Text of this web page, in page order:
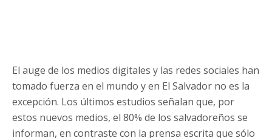
El auge de los medios digitales y las redes sociales han
tomado fuerza en el mundo y en El Salvador no es la
excepción. Los últimos estudios señalan que, por
estos nuevos medios, el 80% de los salvadoreños se
informan, en contraste con la prensa escrita que sólo